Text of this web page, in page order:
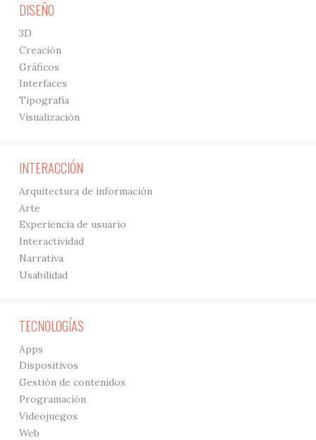
DISEÑO
3D
Creación
Gráficos
Interfaces
Tipografía
Visualización
INTERACCIÓN
Arquitectura de información
Arte
Experiencia de usuario
Interactividad
Narrativa
Usabilidad
TECNOLOGÍAS
Apps
Dispositivos
Gestión de contenidos
Programación
Videojuegos
Web